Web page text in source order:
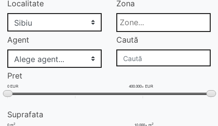
Localitate Zona
Agent Caută
Pret
0 EUR 400.000+ EUR
Suprafata
0 m2 10.000+ m2